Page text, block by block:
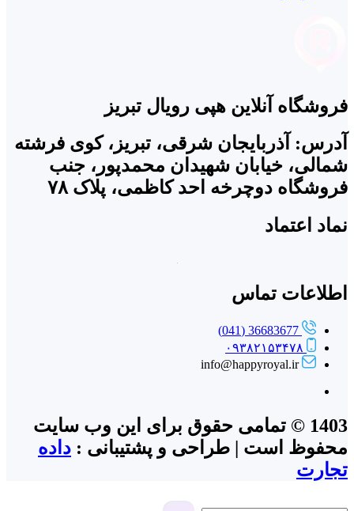
فروشگاه آنلاین هپی رویال تبریز
آدرس: آذربایجان شرقی، تبریز، کوی فرشته
شمالی، خیابان شهیدان محمدپور، جنب
فروشگاه دوچرخه احد کاظمی، پلاک ۷۸
نماد اعتماد
اطلاعات تماس
36683677 (041)
۰۹۳۸۲۱۵۳۴۷۸
info@happyroyal.ir
1403 © تمامی حقوق برای این وب سایت
محفوظ است | طراحی و پشتیبانی : داده
تجارت